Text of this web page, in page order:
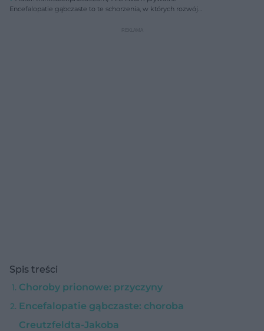
Encefalopatie gąbczaste to te schorzenia, w których rozwój
Spis treści
Choroby prionowe: przyczyny
Encefalopatie gąbczaste: choroba
Creutzfeldta-Jakoba